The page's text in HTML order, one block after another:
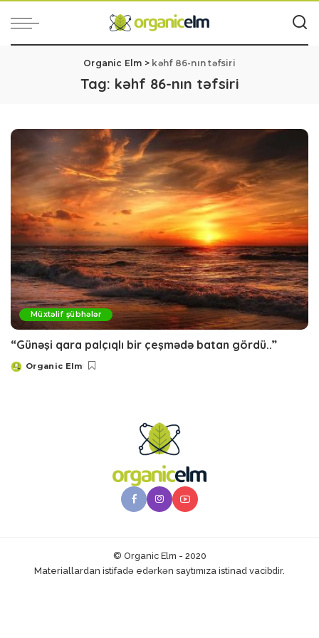
Organic Elm > kəhf 86-nın təfsiri
Tag: kəhf 86-nın təfsiri
Müxtəlif şübhələr
“Günəşi qara palçıqlı bir çeşmədə batan gördü..”
Posted
Organic Elm
© Organic Elm - 2020
Materiallardan istifadə edərkən saytımıza istinad vacibdir.